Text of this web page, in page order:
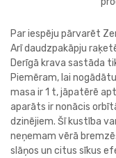
Par iespēju pārvarēt
Arī daudzpakāpju
Derīgā krava sastāda
Piemēram, lai
masa ir 1 t, jāpatērē
aparāts ir nonācis
dzinējiem. Šī kustība
neņemam vērā
slāņos un citus sīkus